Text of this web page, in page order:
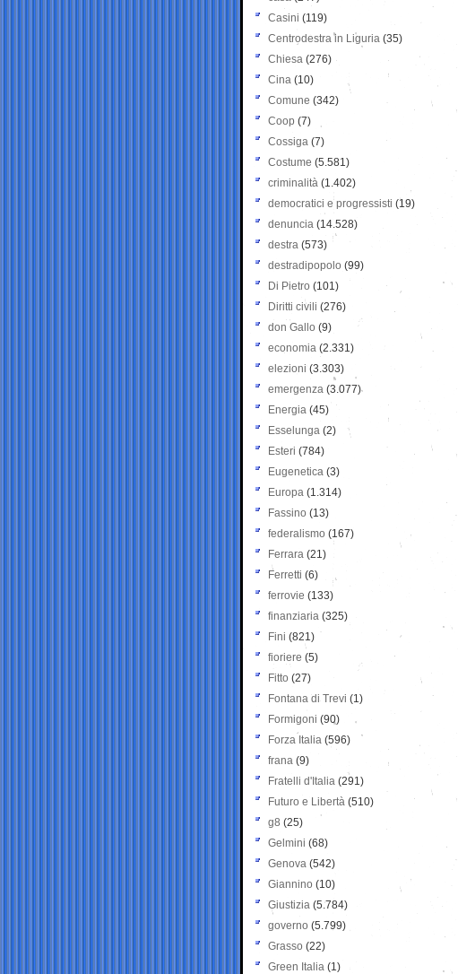
Casini (119)
Centrodestra in Liguria (35)
Chiesa (276)
Cina (10)
Comune (342)
Coop (7)
Cossiga (7)
Costume (5.581)
criminalità (1.402)
democratici e progressisti (19)
denuncia (14.528)
destra (573)
destradipopolo (99)
Di Pietro (101)
Diritti civili (276)
don Gallo (9)
economia (2.331)
elezioni (3.303)
emergenza (3.077)
Energia (45)
Esselunga (2)
Esteri (784)
Eugenetica (3)
Europa (1.314)
Fassino (13)
federalismo (167)
Ferrara (21)
Ferretti (6)
ferrovie (133)
finanziaria (325)
Fini (821)
fioriere (5)
Fitto (27)
Fontana di Trevi (1)
Formigoni (90)
Forza Italia (596)
frana (9)
Fratelli d'Italia (291)
Futuro e Libertà (510)
g8 (25)
Gelmini (68)
Genova (542)
Giannino (10)
Giustizia (5.784)
governo (5.799)
Grasso (22)
Green Italia (1)